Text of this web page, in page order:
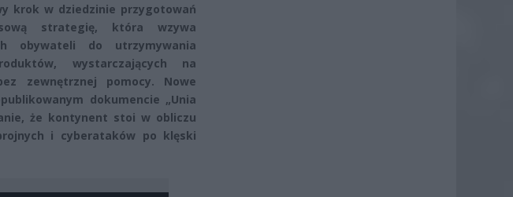
krok w dziedzinie przygotowań
strategię, która wzywa
obywateli do utrzymywania
wystarczających na
zewnętrznej pomocy. Nowe
dokumencie „Unia
że kontynent stoi w obliczu
i cyberataków po klęski